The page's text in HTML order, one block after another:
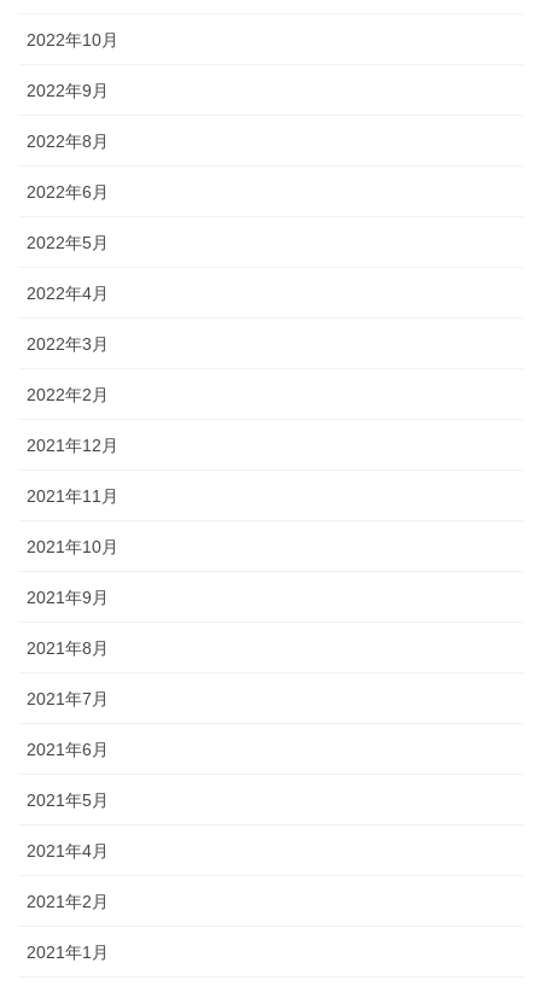
2022年10月
2022年9月
2022年8月
2022年6月
2022年5月
2022年4月
2022年3月
2022年2月
2021年12月
2021年11月
2021年10月
2021年9月
2021年8月
2021年7月
2021年6月
2021年5月
2021年4月
2021年2月
2021年1月